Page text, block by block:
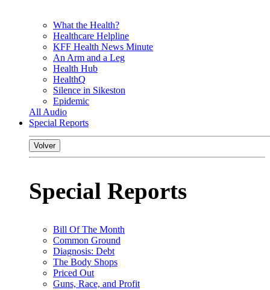
What the Health?
Healthcare Helpline
KFF Health News Minute
An Arm and a Leg
Health Hub
HealthQ
Silence in Sikeston
Epidemic
All Audio
Special Reports
Volver
Special Reports
Bill Of The Month
Common Ground
Diagnosis: Debt
The Body Shops
Priced Out
Guns, Race, and Profit